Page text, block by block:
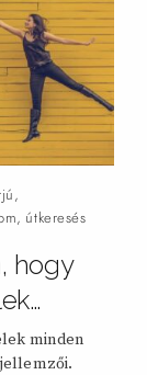
,
, útkeresés
hogy
minden